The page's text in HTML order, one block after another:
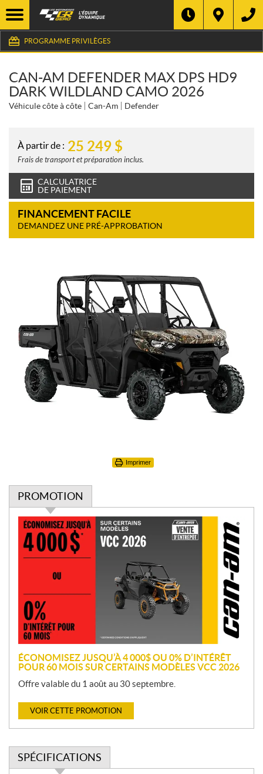
PROGRAMME PRIVILÈGES
CAN-AM DEFENDER MAX DPS HD9
DARK WILDLAND CAMO 2026
Véhicule côte à côte Can-Am Defender
À partir de : 25 249 $
Frais de transport et préparation inclus.
CALCULATRICE
DE PAIEMENT
FINANCEMENT FACILE
DEMANDEZ UNE PRÉ-APPROBATION
Imprimer
PROMOTION
P
o
m
o
n
ÉCONOMISEZ JUSQU’À 4 000$ OU 0% D’INTÉRÊT
POUR 60 MOIS SUR CERTAINS MODÈLES VCC 2026
Offre valable du 1 août au 30 septembre.
VOIR CETTE PROMOTION
SPÉCIFICATIONS